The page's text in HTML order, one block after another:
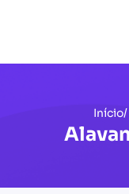
Início/